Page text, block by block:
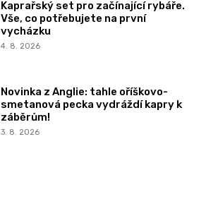
Kaprařský set pro začínající rybáře.
Vše, co potřebujete na první
vycházku
4. 8. 2026
Novinka z Anglie: tahle oříškovo-
smetanová pecka vydráždí kapry k
záběrům!
3. 8. 2026